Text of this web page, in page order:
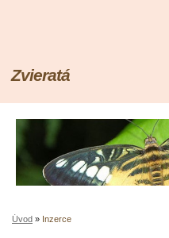
Zvieratá
Úvod » Inzerce